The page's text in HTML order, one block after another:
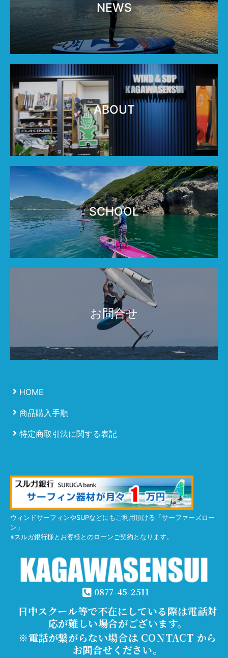
NEWS
ABOUT
SCHOOL
お問合せ
HOME
商品購入手順
特定商取引法に関する表記
ウィンドサーフィンやSUPなどにもご利用頂ける「サーファーズロー
ン」
※スルガ銀行様とお客様とのローンご契約となります。
0877-45-2511
日中スクール等で不在にしている際は電話対
応が難しい場合がございます。
※電話が繋がらない場合は CONTACT から
お問合せください。